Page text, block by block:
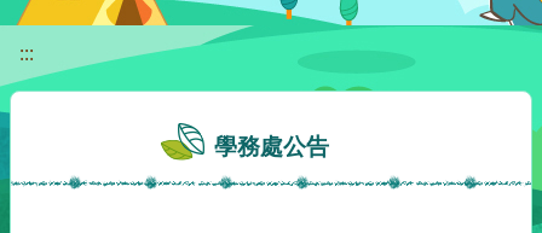
:::
學務處公告